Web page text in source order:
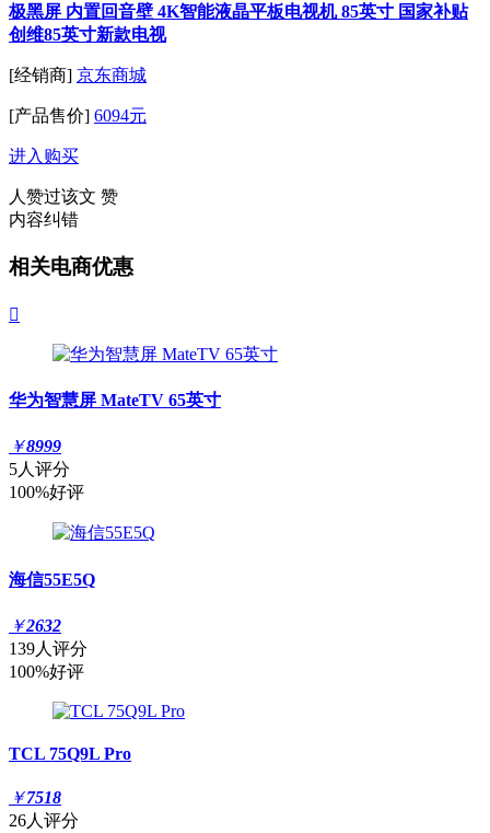
极黑屏 内置回音壁 4K智能液晶平板电视机 85英寸 国家补贴
创维85英寸新款电视
[经销商] 京东商城
[产品售价] 6094元
进入购买
人赞过该文 赞
内容纠错
相关电商优惠

华为智慧屏 MateTV 65英寸
￥8999
5人评分
100%好评
海信55E5Q
￥2632
139人评分
100%好评
TCL 75Q9L Pro
￥7518
26人评分